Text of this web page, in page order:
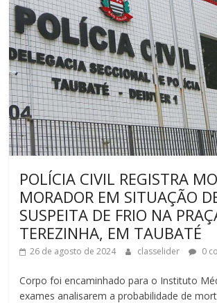
POLÍCIA CIVIL REGISTRA
MORADOR EM SITUAÇÃO
SUSPEITA DE FRIO NA
TEREZINHA, EM TAUBATÉ
26 de agosto de 2024 classelider 0
Corpo foi encaminhado para o Instituto
exames analisarem a probabilidade de